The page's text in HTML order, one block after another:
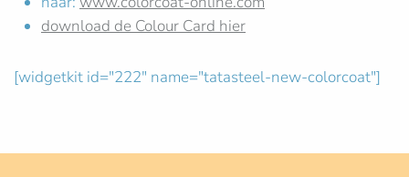
download de Colour Card hier
[widgetkit id="222" name="tatasteel-new-colorcoat"]